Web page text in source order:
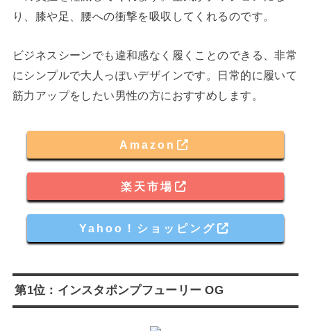
り、膝や足、腰への衝撃を吸収してくれるのです。
ビジネスシーンでも違和感なく履くことのできる、非常
にシンプルで大人っぽいデザインです。日常的に履いて
筋力アップをしたい男性の方におすすめします。
Amazon
楽天市場
Yahoo！ショッピング
第1位：インスタポンプフューリー OG